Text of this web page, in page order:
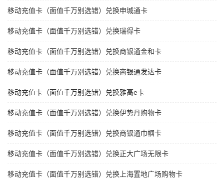
移动充值卡（面值千万别选错）兑换申城通卡
移动充值卡（面值千万别选错）兑换瑞得卡
移动充值卡（面值千万别选错）兑换商银通金和卡
移动充值卡（面值千万别选错）兑换商银通发达卡
移动充值卡（面值千万别选错）兑换雅高e卡
移动充值卡（面值千万别选错）兑换伊势丹购物卡
移动充值卡（面值千万别选错）兑换商银通巾帼卡
移动充值卡（面值千万别选错）兑换正大广场无限卡
移动充值卡（面值千万别选错）兑换上海置地广场购物卡